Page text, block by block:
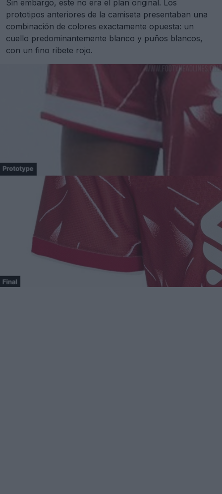
Sin embargo, este no era el plan original. Los
prototipos anteriores de la camiseta presentaban una
combinación de colores exactamente opuesta: un
cuello predominantemente blanco y puños blancos,
con un fino ribete rojo.